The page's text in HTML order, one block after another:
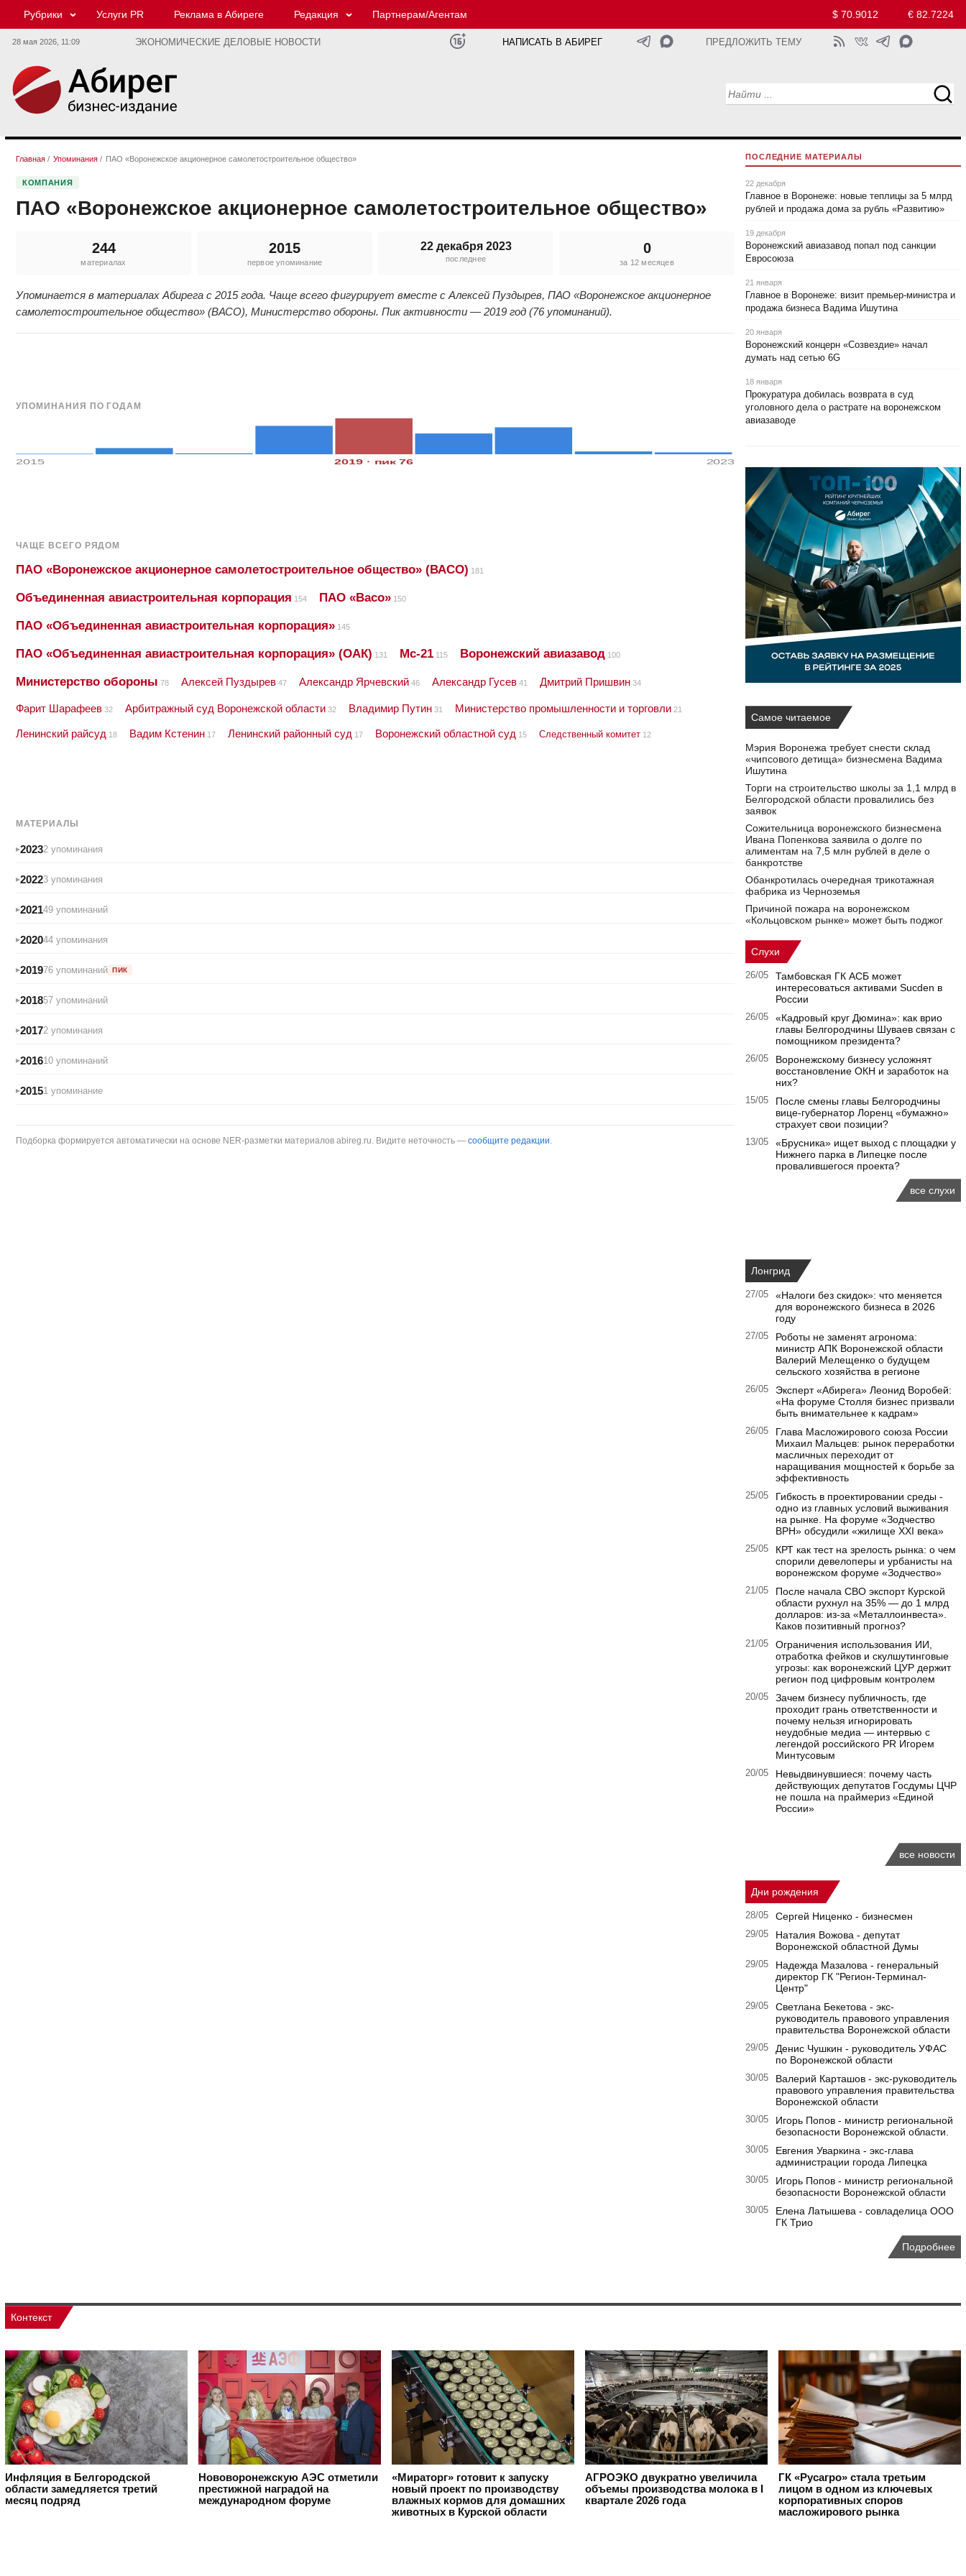
Рубрики Услуги PR Реклама в Абиреге Редакция Партнерам/Агентам $ 70.9012 € 82.7224
28 мая 2026, 11:09 ЭКОНОМИЧЕСКИЕ ДЕЛОВЫЕ НОВОСТИ НАПИСАТЬ В АБИРЕГ ПРЕДЛОЖИТЬ ТЕМУ
Главная / Упоминания / ПАО «Воронежское акционерное самолетостроительное общество»
КОМПАНИЯ
ПАО «Воронежское акционерное самолетостроительное общество»
244
материалах
2015
первое упоминание
22 декабря 2023
последнее
0
за 12 месяцев
Упоминается в материалах Абирега с 2015 года. Чаще всего фигурирует вместе с Алексей Пуздырев, ПАО «Воронежское акционерное
самолетостроительное общество» (ВАСО), Министерство обороны. Пик активности — 2019 год (76 упоминаний).
УПОМИНАНИЯ ПО ГОДАМ
2015 2019 · пик 76 2023
ЧАЩЕ ВСЕГО РЯДОМ
ПАО «Воронежское акционерное самолетостроительное общество» (ВАСО) 181
Объединенная авиастроительная корпорация 154 ПАО «Васо» 150
ПАО «Объединенная авиастроительная корпорация» 145
ПАО «Объединенная авиастроительная корпорация» (ОАК) 131 Мс-21 115 Воронежский авиазавод 100
Министерство обороны 78 Алексей Пуздырев 47 Александр Ярчевский 46 Александр Гусев 41 Дмитрий Пришвин 34
Фарит Шарафеев 32 Арбитражный суд Воронежской области 32 Владимир Путин 31 Министерство промышленности и торговли 21
Ленинский райсуд 18 Вадим Кстенин 17 Ленинский районный суд 17 Воронежский областной суд 15 Следственный комитет 12
МАТЕРИАЛЫ
20232 упоминания
20223 упоминания
202149 упоминаний
202044 упоминания
201976 упоминаний ПИК
201857 упоминаний
20172 упоминания
201610 упоминаний
20151 упоминание
Подборка формируется автоматически на основе NER-разметки материалов abireg.ru. Видите неточность — сообщите редакции.
ПОСЛЕДНИЕ МАТЕРИАЛЫ
22 декабря
Главное в Воронеже: новые теплицы за 5 млрд
рублей и продажа дома за рубль «Развитию»
19 декабря
Воронежский авиазавод попал под санкции
Евросоюза
21 января
Главное в Воронеже: визит премьер-министра и
продажа бизнеса Вадима Ишутина
20 января
Воронежский концерн «Созвездие» начал
думать над сетью 6G
18 января
Прокуратура добилась возврата в суд
уголовного дела о растрате на воронежском
авиазаводе
Самое читаемое
Мэрия Воронежа требует снести склад
«чипсового детища» бизнесмена Вадима
Ишутина
Торги на строительство школы за 1,1 млрд в
Белгородской области провалились без
заявок
Сожительница воронежского бизнесмена
Ивана Попенкова заявила о долге по
алиментам на 7,5 млн рублей в деле о
банкротстве
Обанкротилась очередная трикотажная
фабрика из Черноземья
Причиной пожара на воронежском
«Кольцовском рынке» может быть поджог
Слухи
26/05
Тамбовская ГК АСБ может
интересоваться активами Sucden в
России
26/05
«Кадровый круг Дюмина»: как врио
главы Белгородчины Шуваев связан с
помощником президента?
26/05
Воронежскому бизнесу усложнят
восстановление ОКН и заработок на
них?
15/05
После смены главы Белгородчины
вице-губернатор Лоренц «бумажно»
страхует свои позиции?
13/05
«Брусника» ищет выход с площадки у
Нижнего парка в Липецке после
провалившегося проекта?
все слухи
Лонгрид
27/05
«Налоги без скидок»: что меняется
для воронежского бизнеса в 2026
году
27/05
Роботы не заменят агронома:
министр АПК Воронежской области
Валерий Мелещенко о будущем
сельского хозяйства в регионе
26/05
Эксперт «Абирега» Леонид Воробей:
«На форуме Столля бизнес призвали
быть внимательнее к кадрам»
26/05
Глава Масложирового союза России
Михаил Мальцев: рынок переработки
масличных переходит от
наращивания мощностей к борьбе за
эффективность
25/05
Гибкость в проектировании среды -
одно из главных условий выживания
на рынке. На форуме «Зодчество
ВРН» обсудили «жилище XXI века»
25/05
КРТ как тест на зрелость рынка: о чем
спорили девелоперы и урбанисты на
воронежском форуме «Зодчество»
21/05
После начала СВО экспорт Курской
области рухнул на 35% — до 1 млрд
долларов: из-за «Металлоинвеста».
Каков позитивный прогноз?
21/05
Ограничения использования ИИ,
отработка фейков и скулшутинговые
угрозы: как воронежский ЦУР держит
регион под цифровым контролем
20/05
Зачем бизнесу публичность, где
проходит грань ответственности и
почему нельзя игнорировать
неудобные медиа — интервью с
легендой российского PR Игорем
Минтусовым
20/05
Невыдвинувшиеся: почему часть
действующих депутатов Госдумы ЦЧР
не пошла на праймериз «Единой
России»
все новости
Дни рождения
28/05 Сергей Ниценко - бизнесмен
29/05
Наталия Вожова - депутат
Воронежской областной Думы
29/05
Надежда Мазалова - генеральный
директор ГК "Регион-Терминал-
Центр"
29/05
Светлана Бекетова - экс-
руководитель правового управления
правительства Воронежской области
29/05
Денис Чушкин - руководитель УФАС
по Воронежской области
30/05
Валерий Карташов - экс-руководитель
правового управления правительства
Воронежской области
30/05
Игорь Попов - министр региональной
безопасности Воронежской области.
30/05
Евгения Уваркина - экс-глава
администрации города Липецка
30/05
Игорь Попов - министр региональной
безопасности Воронежской области
30/05
Елена Латышева - совладелица ООО
ГК Трио
Подробнее
Контекст
Инфляция в Белгородской
области замедляется третий
месяц подряд
Нововоронежскую АЭС отметили
престижной наградой на
международном форуме
«Мираторг» готовит к запуску
новый проект по производству
влажных кормов для домашних
животных в Курской области
АГРОЭКО двукратно увеличила
объемы производства молока в I
квартале 2026 года
ГК «Русагро» стала третьим
лицом в одном из ключевых
корпоративных споров
масложирового рынка